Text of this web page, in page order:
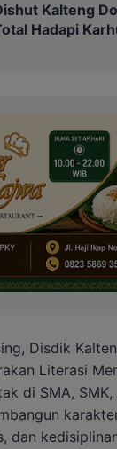
Kalteng
Hadapi
Disdik
Literasi
di SMA,
dan